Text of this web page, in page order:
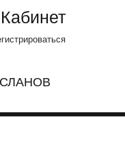
Кабинет